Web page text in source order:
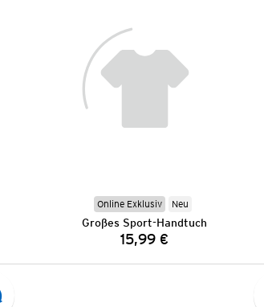
Online Exklusiv Neu
Großes Sport-Handtuch
Preis:
15,99 €